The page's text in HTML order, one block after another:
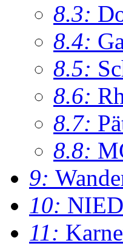
8.3:
8.4:
8.5:
8.6:
8.7:
8.8:
9:
10:
11: